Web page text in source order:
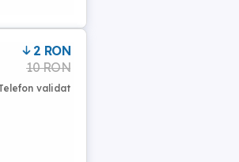
2 RON
10 RON
validat